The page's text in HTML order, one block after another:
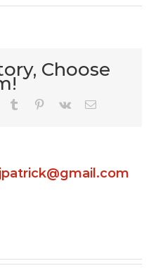
Choose
WhatsApp
Tumblr Pinterest
Vk Email
Pokies